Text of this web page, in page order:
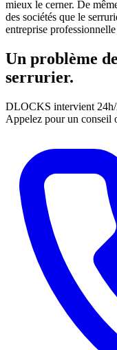
mieux le cerner. De
des sociétés que le
entreprise
Un problème
serrurier.
DLOCKS intervient 24h/
Appelez pour un conseil